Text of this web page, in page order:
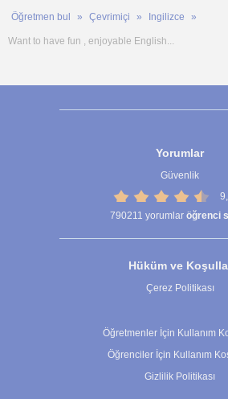
Öğretmen bul Çevrimiçi Ingilizce
Want to have fun , enjoyable English...
Yorumlar
Güvenlik
790211 yorumlar öğrenci
Hüküm ve
Çerez Politikası
Öğretmenler İçin Kullanım
Öğrenciler İçin Kullanım
Gizlilik Politikası